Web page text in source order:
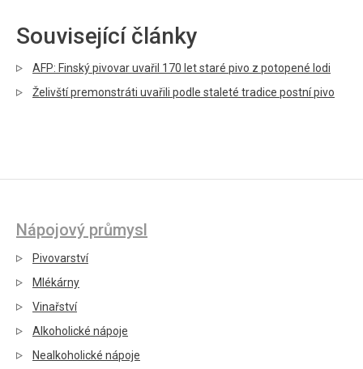
Související články
AFP: Finský pivovar uvařil 170 let staré pivo z potopené lodi
Želivští premonstráti uvařili podle staleté tradice postní pivo
Nápojový průmysl
Pivovarství
Mlékárny
Vinařství
Alkoholické nápoje
Nealkoholické nápoje